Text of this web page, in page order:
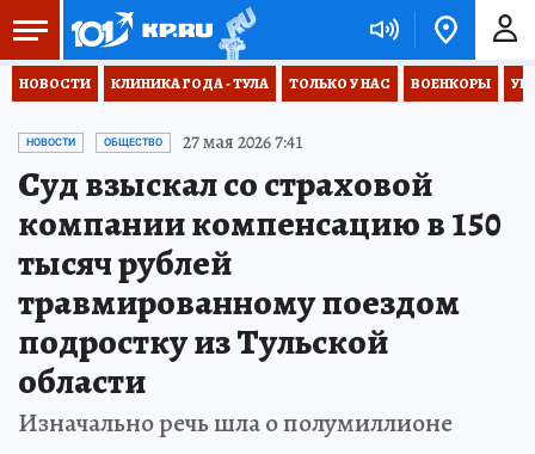
НОВОСТИ КЛИНИКА ГОДА - ТУЛА ТОЛЬКО У НАС ВОЕНКОРЫ
НОВОСТИ ОБЩЕСТВО 27 мая 2026 7:41
Суд взыскал со страховой
компании компенсацию в 150
тысяч рублей
травмированному поездом
подростку из Тульской
области
Изначально речь шла о полумиллионе